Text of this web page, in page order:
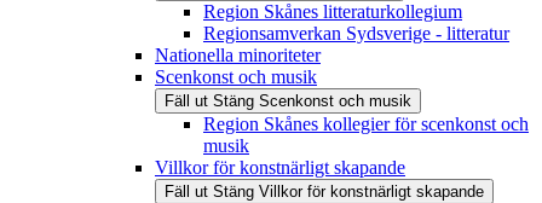
Region Skånes litteraturkollegium
Regionsamverkan Sydsverige - litteratur
Nationella minoriteter
Scenkonst och musik
Fäll ut Stäng Scenkonst och musik
Region Skånes kollegier för scenkonst och
musik
Villkor för konstnärligt skapande
Fäll ut Stäng Villkor för konstnärligt skapande